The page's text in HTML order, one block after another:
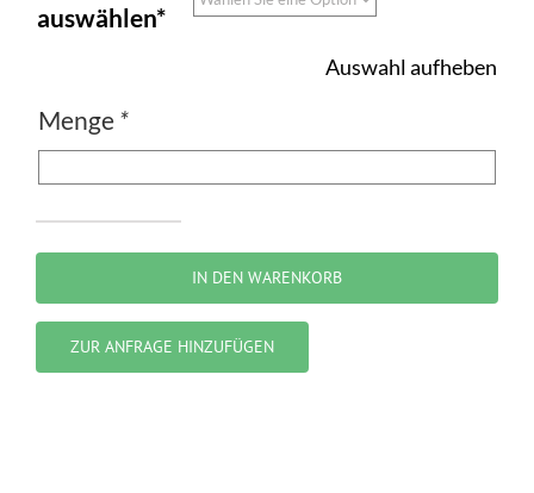
auswählen*
Auswahl aufheben
Menge *
Menge
IN DEN WARENKORB
ZUR ANFRAGE HINZUFÜGEN